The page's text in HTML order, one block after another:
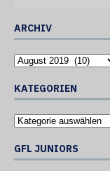
ARCHIV
KATEGORIEN
GFL JUNIORS